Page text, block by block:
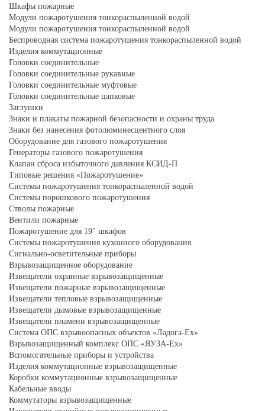
Шкафы пожарные
Модули пожаротушения тонкораспыленной водой
Модули пожаротушения тонкораспыленной водой
Беспроводная система пожаротушения тонкораспыленной водой
Изделия коммутационные
Головки соединительные
Головки соединительные рукавные
Головки соединительные муфтовые
Головки соединительные цапковые
Заглушки
Знаки и плакаты пожарной безопасности и охраны труда
Знаки без нанесения фотолюминесцентного слоя
Оборудование для газового пожаротушения
Генераторы газового пожаротушения
Клапан сброса избыточного давления КСИД-П
Типовые решения «Пожаротушение»
Системы пожаротушения тонкораспыленной водой
Системы порошкового пожаротушения
Стволы пожарные
Вентили пожарные
Пожаротушение для 19" шкафов
Системы пожаротушения кухонного оборудования
Сигнально-осветительные приборы
Взрывозащищенное оборудование
Извещатели охранные взрывозащищенные
Извещатели пожарные взрывозащищенные
Извещатели тепловые взрывозащищенные
Извещатели дымовые взрывозащищенные
Извещатели пламени взрывозащищенные
Система ОПС взрывоопасных объектов «Ладога-Ex»
Взрывозащищенный комплекс ОПС «ЯУЗА-Ех»
Вспомогательные приборы и устройства
Изделия коммутационные взрывозащищенные
Коробки коммутационные взрывозащищенные
Кабельные вводы
Коммутаторы взрывозащищенные